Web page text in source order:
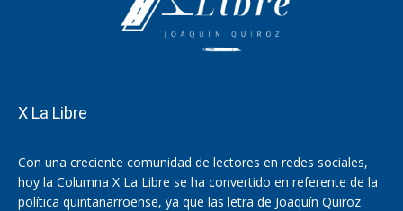
X La Libre
Con una creciente comunidad de lectores en redes sociales,
hoy la Columna X La Libre se ha convertido en referente de la
política quintanarroense, ya que las letra de Joaquín Quiroz